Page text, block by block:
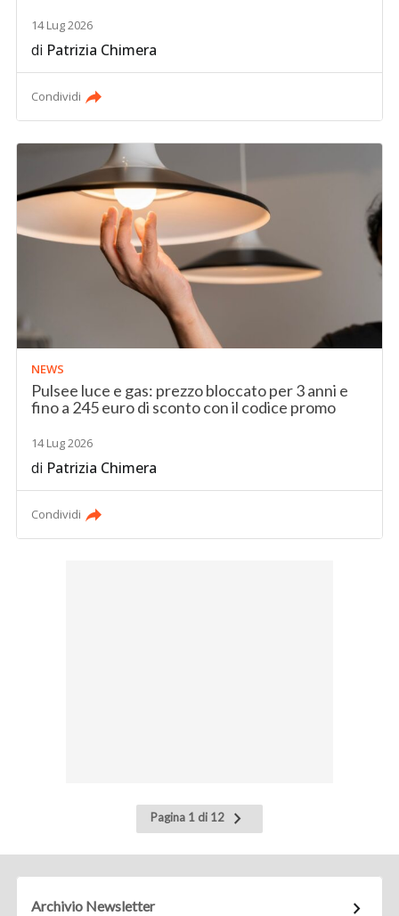
14 Lug 2026
di Patrizia Chimera
Condividi
NEWS
Pulsee luce e gas: prezzo bloccato per 3 anni e
fino a 245 euro di sconto con il codice promo
14 Lug 2026
di Patrizia Chimera
Condividi
Pagina 1 di 12
Pagina
successiva
Archivio Newsletter